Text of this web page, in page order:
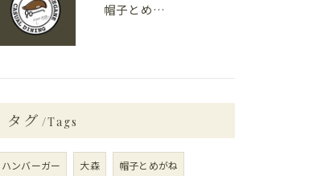
帽子とめがねが春におすすめする旬の食材４選
タグ Tags
ハンバーガー 大森 帽子とめがね